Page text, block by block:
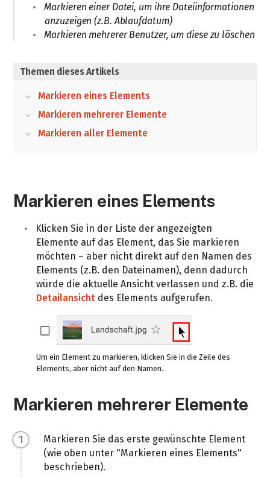
Markieren einer Datei, um ihre Dateiinformationen
anzuzeigen (z.B. Ablaufdatum)
Markieren mehrerer Benutzer, um diese zu löschen
Themen dieses Artikels
Markieren eines Elements
Markieren mehrerer Elemente
Markieren aller Elemente
Markieren eines Elements
Klicken Sie in der Liste der angezeigten
Elemente auf das Element, das Sie markieren
möchten – aber nicht direkt auf den Namen des
Elements (z.B. den Dateinamen), denn dadurch
würde die aktuelle Ansicht verlassen und z.B. die
Detailansicht des Elements aufgerufen.
Um ein Element zu markieren, klicken Sie in die Zeile des
Elements, aber nicht auf den Namen.
Markieren mehrerer Elemente
Markieren Sie das erste gewünschte Element
(wie oben unter "Markieren eines Elements"
beschrieben).